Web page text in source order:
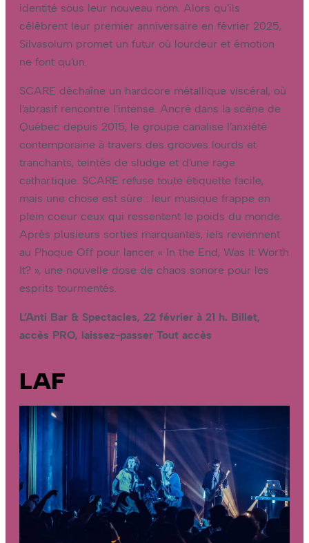
identité sous leur nouveau nom. Alors qu’ils
célèbrent leur premier anniversaire en février 2025,
Silvasolum promet un futur où lourdeur et émotion
ne font qu’un.
SCARE déchaîne un hardcore métallique viscéral, où
l’abrasif rencontre l’intense. Ancré dans la scène de
Québec depuis 2015, le groupe canalise l’anxiété
contemporaine à travers des grooves lourds et
tranchants, teintés de sludge et d’une rage
cathartique. SCARE refuse toute étiquette facile,
mais une chose est sûre : leur musique frappe en
plein cœur ceux qui ressentent le poids du monde.
Après plusieurs sorties marquantes, iels reviennent
au Phoque Off pour lancer « In the End, Was It Worth
It? », une nouvelle dose de chaos sonore pour les
esprits tourmentés.
L’Anti Bar & Spectacles, 22 février à 21 h. Billet,
accès PRO, laissez-passer Tout accès
LAF